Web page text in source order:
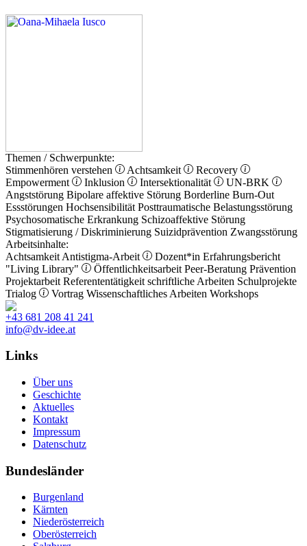
Themen / Schwerpunkte:
Stimmenhören verstehen
Achtsamkeit
Recovery
Empowerment
Inklusion Intersektionalität
UN-BRK
Angststörung Bipolare affektive Störung Borderline Burn-Out
Essstörungen Hochsensibilität Posttraumatische Belastungsstörung
Psychosomatische Erkrankung Schizoaffektive Störung
Stigmatisierung / Diskriminierung Suizidprävention Zwangsstörung
Arbeitsinhalte:
Achtsamkeit Antistigma-Arbeit Dozent*in Erfahrungsbericht
"Living Library"
Öffentlichkeitsarbeit Peer-Beratung Prävention
Projektarbeit Referententätigkeit schriftliche Arbeiten Schulprojekte
Trialog
Vortrag Wissenschaftliches Arbeiten Workshops
+43 681 208 41 241
info@dv-idee.at
Links
Über uns
Geschichte
Aktuelles
Kontakt
Impressum
Datenschutz
Bundesländer
Burgenland
Kärnten
Niederösterreich
Oberösterreich